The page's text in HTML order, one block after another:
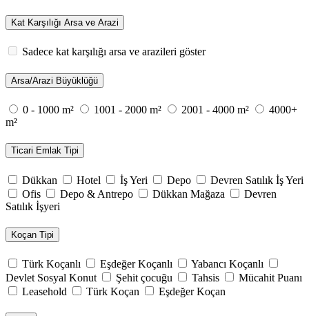
Kat Karşılığı Arsa ve Arazi
Sadece kat karşılığı arsa ve arazileri göster
Arsa/Arazi Büyüklüğü
0 - 1000 m² 1001 - 2000 m² 2001 - 4000 m²
4000+
m²
Ticari Emlak Tipi
Dükkan Hotel İş Yeri Depo
Devren Satılık İş Yeri
Ofis
Depo & Antrepo Dükkan Mağaza
Devren
Satılık İşyeri
Koçan Tipi
Türk Koçanlı Eşdeğer Koçanlı
Yabancı Koçanlı
Devlet Sosyal Konut
Şehit çocuğu Tahsis
Mücahit Puanı
Leasehold
Türk Koçan Eşdeğer Koçan